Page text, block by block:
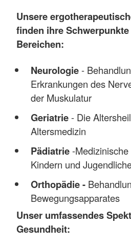
Unsere
finden ihre
Bereichen:
Neurologie-
Erkrankungen des
der Muskulatur
Geriatrie- Die
Altersmedizin
Pädiatrie-
Kindern und
Orthopädie -
Bewegungsapparates
Unser umfassendes
Gesundheit: